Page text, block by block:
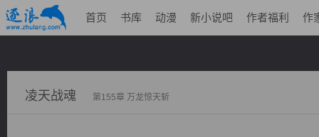
首页 书库 动漫 新小说吧 作者福利 作
凌天战魂 第155章 万龙惊天斩